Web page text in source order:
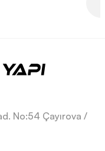
No:54 Çayırova /